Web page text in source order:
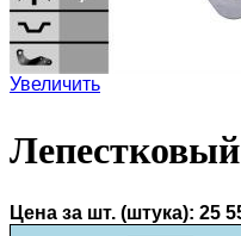
Увеличить
Цена за шт. (штука): 25